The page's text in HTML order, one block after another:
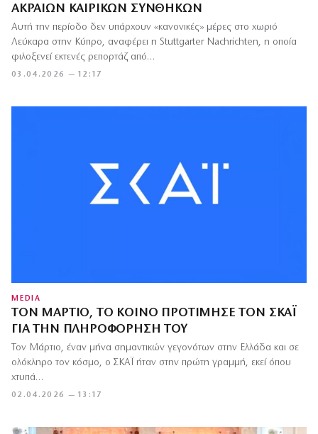
ΑΚΡΑΊΩΝ ΚΑΙΡΙΚΏΝ ΣΥΝΘΗΚΏΝ
03.04.2026 — 12:17
Αυτή την περίοδο δεν υπάρχουν «κανονικές» μέρες στο χωριό
Λεύκαρα στην Κύπρο, αναφέρει η Stuttgarter Nachrichten, η οποία
φιλοξενεί εκτενές ρεπορτάζ από…
MEDIA
ΤΟΝ ΜΆΡΤΙΟ, ΤΟ ΚΟΙΝΌ ΠΡΟΤΊΜΗΣΕ ΤΟΝ ΣΚΑΪ
ΓΙΑ ΤΗΝ ΠΛΗΡΟΦΌΡΗΣΉ ΤΟΥ
02.04.2026 — 13:17
Τον Μάρτιο, έναν μήνα σημαντικών γεγονότων στην Ελλάδα και σε
ολόκληρο τον κόσμο, ο ΣΚΑΪ ήταν στην πρώτη γραμμή, εκεί όπου
χτυπά…